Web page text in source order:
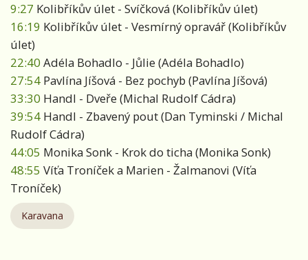
9:27 Kolibříkův úlet - Svíčková (Kolibříkův úlet)
16:19 Kolibříkův úlet - Vesmírný opravář (Kolibříkův
úlet)
22:40 Adéla Bohadlo - Jůlie (Adéla Bohadlo)
27:54 Pavlína Jíšová - Bez pochyb (Pavlína Jíšová)
33:30 Handl - Dveře (Michal Rudolf Cádra)
39:54 Handl - Zbavený pout (Dan Tyminski / Michal
Rudolf Cádra)
44:05 Monika Sonk - Krok do ticha (Monika Sonk)
48:55 Víťa Troníček a Marien - Žalmanovi (Víťa
Troníček)
Karavana